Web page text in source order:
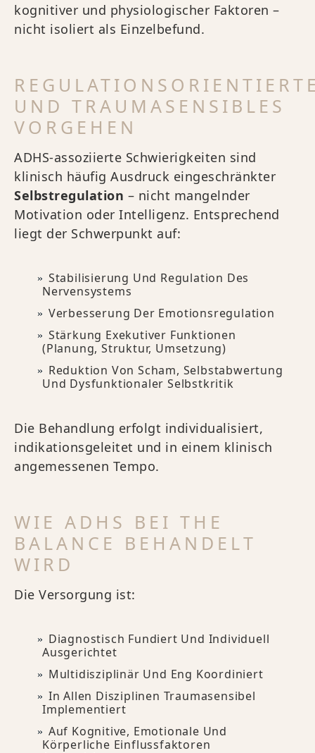
kognitiver und physiologischer Faktoren –
nicht isoliert als Einzelbefund.
UND TRAUMASENSIBLES
VORGEHEN
ADHS-assoziierte Schwierigkeiten sind
klinisch häufig Ausdruck eingeschränkter
Selbstregulation – nicht mangelnder
Motivation oder Intelligenz. Entsprechend
liegt der Schwerpunkt auf:
Stabilisierung Und Regulation Des
Nervensystems
Verbesserung Der Emotionsregulation
Stärkung Exekutiver Funktionen
(Planung, Struktur, Umsetzung)
Reduktion Von Scham, Selbstabwertung
Und Dysfunktionaler Selbstkritik
Die Behandlung erfolgt individualisiert,
indikationsgeleitet und in einem klinisch
angemessenen Tempo.
WIE ADHS BEI THE
BALANCE BEHANDELT
WIRD
Die Versorgung ist:
Diagnostisch Fundiert Und Individuell
Ausgerichtet
Multidisziplinär Und Eng Koordiniert
In Allen Disziplinen Traumasensibel
Implementiert
Auf Kognitive, Emotionale Und
Körperliche Einflussfaktoren